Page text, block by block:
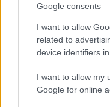
Google consents
I want to allow
related to
device identifiers in
I want to allow my
Google for online
llll5 (törölt)
16 éve
@Doña ¡Cara(mba)! :
kommentjeidet
csak röviden
gépelni/